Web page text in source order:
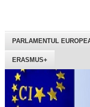
PARLAMENTUL
ERASMUS+